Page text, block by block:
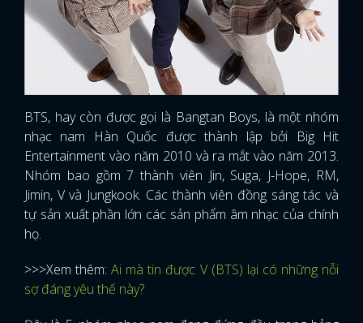
BTS, hay còn được gọi là Bangtan Boys, là một nhóm
nhạc nam Hàn Quốc được thành lập bởi Big Hit
Entertainment vào năm 2010 và ra mắt vào năm 2013.
Nhóm bao gồm 7 thành viên Jin, Suga, J-Hope, RM,
Jimin, V và Jungkook. Các thành viên đồng sáng tác và
tự sản xuất phần lớn các sản phẩm âm nhạc của chính
họ.
>>>Xem thêm:Ai mà tin được V (BTS) lại có những nỗi
sợ đáng yêu thế này?